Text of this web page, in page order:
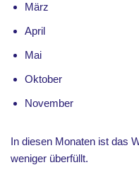
März
April
Mai
Oktober
November
In diesen Monaten ist das
weniger überfüllt.